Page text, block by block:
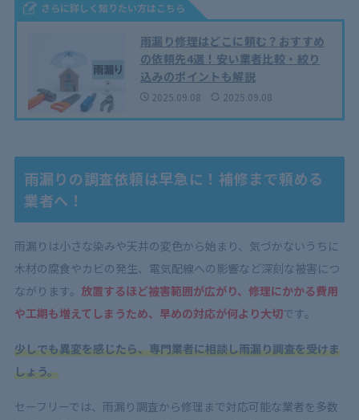
さらに詳しく知りたい方はこちら
雨漏り修理はどこに頼む？おすすめ
の依頼先4選！安い業者比較・絞り
込みのポイントも解説
2025.09.08 2025.09.08
雨漏りの調査依頼は早急に！補修まで頼める
業者へ！
雨漏りは小さな染みや天井の変色から始まり、気づかないうちに
木材の腐食やカビの発生、電気配線への影響など深刻な被害につ
ながります。 放置するほど被害範囲が広がり、修理にかかる費用
や工期も増えてしまうため、早めの対応が何より大切です。
少しでも異変を感じたら、専門業者に相談し雨漏り調査を受けま
しょう。
セーフリーでは、雨漏り調査から修理まで対応可能な業者を多数